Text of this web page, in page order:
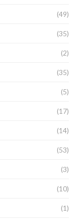
(49)
(35)
(2)
(35)
(5)
(17)
(14)
(53)
(3)
(10)
(1)